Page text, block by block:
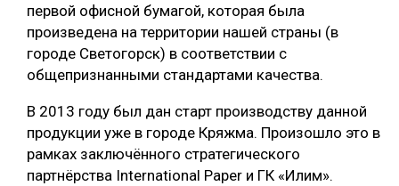
ЛОГИСТИКА
ПРОИЗВОДСТВО ДРЕВЕСНЫХ ПЛИТ
ЦБП
КОМПЛЕКСНАЯ ПЕРЕРАБОТКА
ЛЕСОПИЛЕНИЕ
ПОДБОРКИ СТАТЕЙ
первой офисной бумагой, которая была
произведена на территории нашей страны (в
городе Светогорск) в соответствии с
общепризнанными стандартами качества.
В 2013 году был дан старт производству данной
продукции уже в городе Кряжма. Произошло это в
рамках заключённого стратегического
партнёрства International Paper и ГК «Илим».